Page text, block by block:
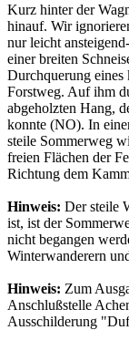
Kurz hinter der
hinauf. Wir
nur leicht
einer breiten
Durchquerung eines
Forstweg. Auf ihm
abgeholzten Hang,
konnte (NO). In
steile Sommerweg
freien Flächen der
Richtung dem
Hinweis: Der steile
ist, ist der
nicht begangen
Winterwanderern
Hinweis: Zum
Anschlußstelle
Ausschilderung